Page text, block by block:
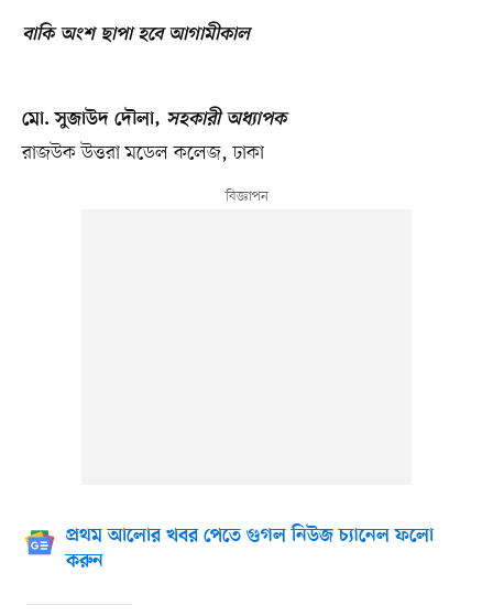
বাকি অংশ ছাপা হবে আগামীকাল
মো. সুজাউদ দৌলা, সহকারী অধ্যাপক
রাজউক উত্তরা মডেল কলেজ, ঢাকা
প্রথম আলোর খবর পেতে গুগল নিউজ চ্যানেল ফলো
করুন